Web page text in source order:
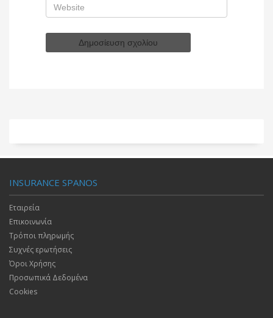
INSURANCE SPANOS
Εταιρεία
Επικοινωνία
Τρόποι πληρωμής
Συχνές ερωτήσεις
Όροι Χρήσης
Προσωπικά Δεδομένα
Cookies